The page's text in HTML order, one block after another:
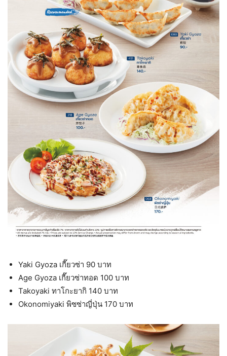
Yaki Gyoza เกี๊ยวซ่า 90 บาท
Age Gyoza เกี๊ยวซ่าทอด 100 บาท
Takoyaki ทาโกะยากิ 140 บาท
Okonomiyaki พิซซ่าญี่ปุ่น 170 บาท